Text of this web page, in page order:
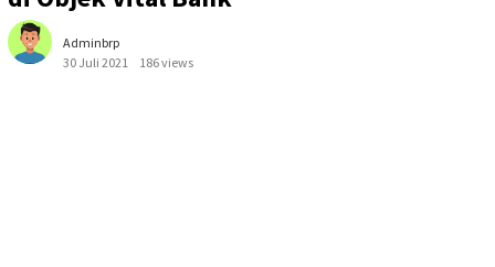
Adminbrp
30 Juli 2021
186 views